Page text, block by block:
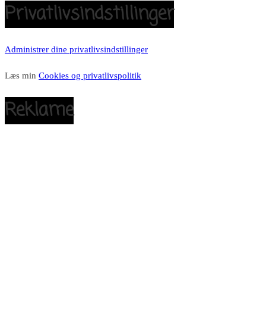
Privatlivsindstillinger
Administrer dine privatlivsindstillinger
Læs min Cookies og privatlivspolitik
Reklame